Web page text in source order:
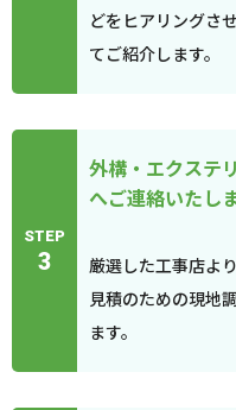
どをヒアリングさ
てご紹介します。
STEP
3
外構・エクステ
へご連絡いたし
厳選した工事店よ
見積のための現地
ます。